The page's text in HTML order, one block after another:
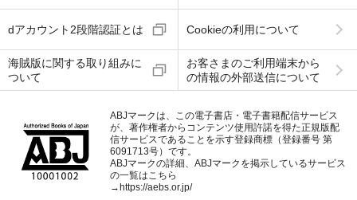
dアカウント2段階認証とは Cookieの利用について
海賊版に関する取り組みに
ついて
お客さまのご利用端末から
の情報の外部送信について
ABJマークは、この電子書店・電子書籍配信サービス
が、著作権者からコンテンツ使用許諾を得た正規版配
信サービスであることを示す登録商標（登録番号 第
6091713号）です。
ABJマークの詳細、ABJマークを掲示しているサービス
の一覧はこちら
→ https://aebs.or.jp/